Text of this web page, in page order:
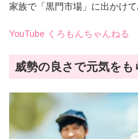
家族で「黒門市場」に出かけ
YouTube くろもんちゃんねる
威勢の良さで元気をも